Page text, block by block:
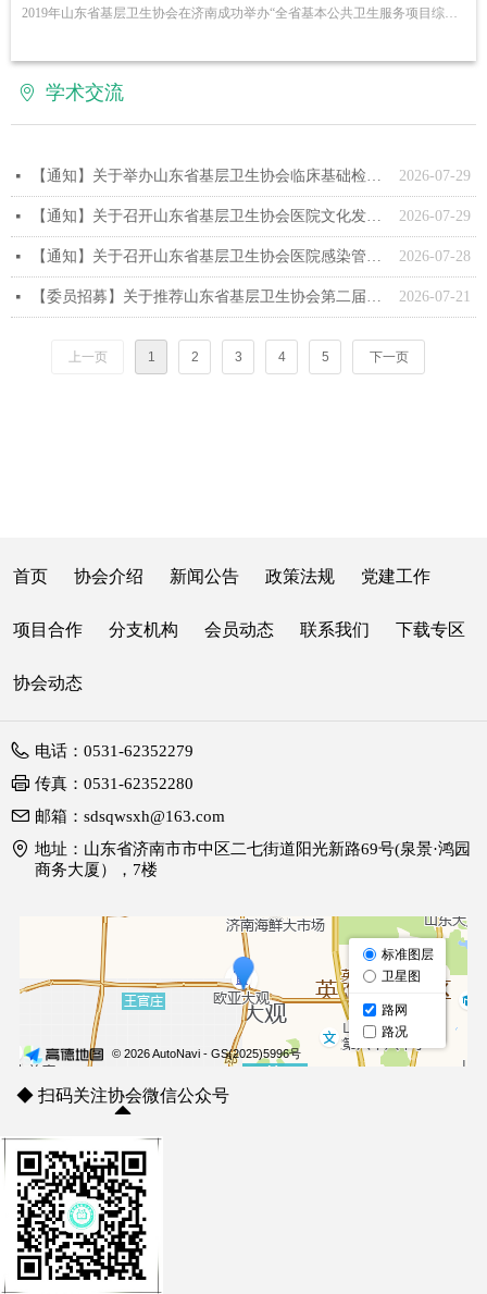
ꄹ 学术交流
2026-07-29
넷 【通知】关于举办山东省基层卫生协会临床基础检验与临床交流公益培训班的通知
2026-07-29
넷 【通知】关于召开山东省基层卫生协会医院文化发展专业委员会换届大会暨2026年学术年会的通知
2026-07-28
넷 【通知】关于召开山东省基层卫生协会医院感染管理专业委员会成立大会暨首届学术年会的通知
2026-07-21
넷 【委员招募】关于推荐山东省基层卫生协会第二届检验分会委员候选人的通知
上一页 1 2 3 4 5 下一页
第二期）在济南顺利开班
2019年山东省基层卫生协会在济南成功举办“全省基本公共卫生服务项目综合
培训班，协助全省基层卫生医疗机构做好基本公共卫生服务项目转型期的相
首页 协会介绍 新闻公告 政策法规 党建工作
项目合作 分支机构 会员动态 联系我们 下载专区
协会动态
电话： 0531-62352279
传真： 0531-62352280
邮箱： sdsqwsxh@163.com
地址： 山东省济南市市中区二七街道阳光新路69号(泉景·鸿园
商务大厦），7楼
◆ 扫码关注协会微信公众号
◆